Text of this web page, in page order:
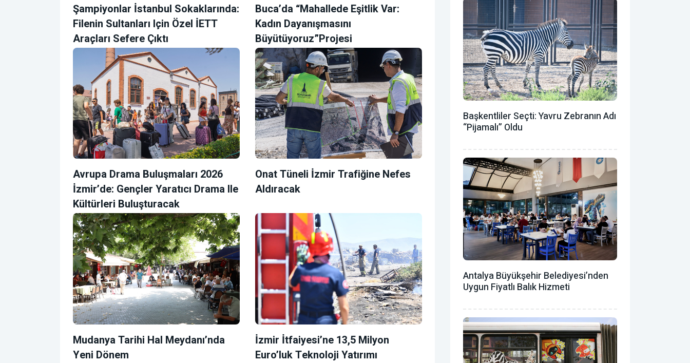
Şampiyonlar İstanbul Sokaklarında:
Filenin Sultanları Için Özel İETT
Araçları Sefere Çıktı
Buca’da “Mahallede Eşitlik Var:
Kadın Dayanışmasını
Büyütüyoruz”projesi
Avrupa Drama Buluşmaları 2026
İzmir’de: Gençler Yaratıcı Drama Ile
Kültürleri Buluşturacak
Onat Tüneli İzmir Trafiğine Nefes
Aldıracak
Mudanya Tarihi Hal Meydanı’nda
Yeni Dönem
İzmir İtfaiyesi’ne 13,5 Milyon
Euro’luk Teknoloji Yatırımı
Başkentliler Seçti: Yavru Zebranın Adı
“Pijamalı” Oldu
Antalya Büyükşehir Belediyesi’nden
Uygun Fiyatlı Balık Hizmeti